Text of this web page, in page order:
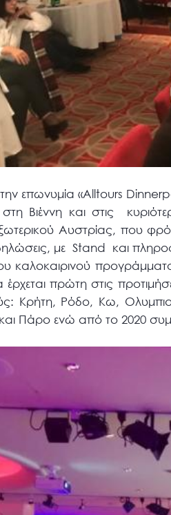
επωνυμία «Alltours
Βιέννη και στις
Αυστρίας, που
με Stand και
καλοκαιρινού
πρώτη στις
Κρήτη, Ρόδο, Κω,
Πάρο ενώ από το 2020